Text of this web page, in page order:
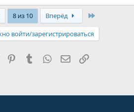
8 из 10 Вперёд
войти/зарегистрироваться
Twitter PinterestTumblr WhatsAppЭлектронная